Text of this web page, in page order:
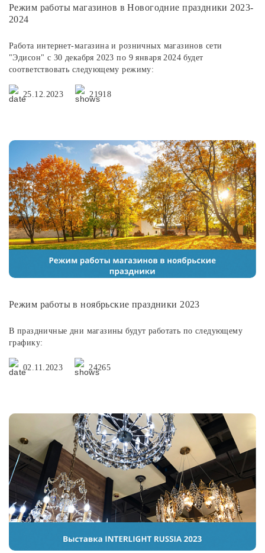
Режим работы магазинов в Новогодние праздники 2023-
2024
Работа интернет-магазина и розничных магазинов сети
"Эдисон" с 30 декабря 2023 по 9 января 2024 будет
соответствовать следующему режиму:
25.12.2023 21918
Режим работы в ноябрьские праздники 2023
В праздничные дни магазины будут работать по следующему
графику:
02.11.2023 24265